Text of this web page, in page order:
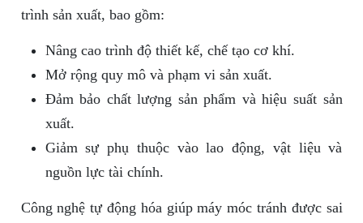
trình sản xuất, bao gồm:
Nâng cao trình độ thiết kế, chế tạo cơ khí.
Mở rộng quy mô và phạm vi sản xuất.
Đảm bảo chất lượng sản phẩm và hiệu suất sản
xuất.
Giảm sự phụ thuộc vào lao động, vật liệu và
nguồn lực tài chính.
Công nghệ tự động hóa giúp máy móc tránh được sai